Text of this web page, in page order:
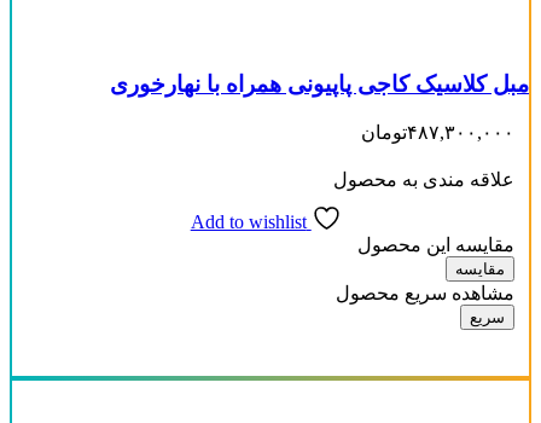
مبل کلاسیک کاجی پاپیونی همراه با نهارخوری
۴۸۷,۳۰۰,۰۰۰تومان
علاقه مندی به محصول
Add to wishlist
مقایسه این محصول
مقایسه
مشاهده سریع محصول
سریع